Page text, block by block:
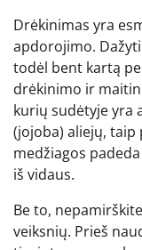
Drėkinimas yra
apdorojimo.
todėl bent kartą
drėkinimo ir
kurių sudėtyje yra
(jojoba) aliejų,
medžiagos
iš vidaus.
Be to,
veiksnių. Prieš